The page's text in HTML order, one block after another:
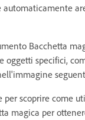
automaticamente
Bacchetta
oggetti specifici,
per scoprire come
magica per